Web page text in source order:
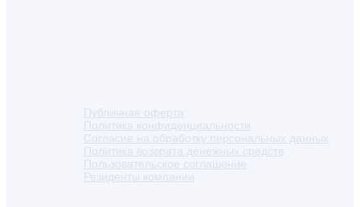
Публичная оферта
Политика конфиденциальности
Согласие на обработку персональных данных
Политика возврата денежных средств
Пользовательское соглашение
Резиденты компании